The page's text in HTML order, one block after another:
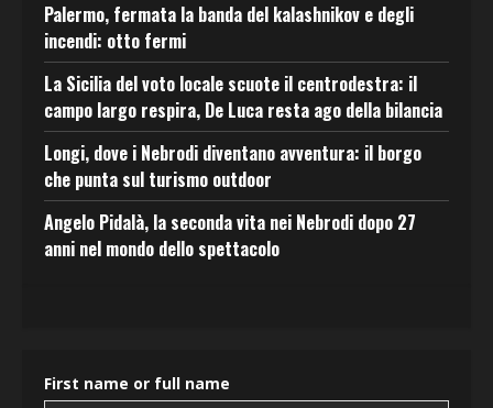
Palermo, fermata la banda del kalashnikov e degli
incendi: otto fermi
La Sicilia del voto locale scuote il centrodestra: il
campo largo respira, De Luca resta ago della bilancia
Longi, dove i Nebrodi diventano avventura: il borgo
che punta sul turismo outdoor
Angelo Pidalà, la seconda vita nei Nebrodi dopo 27
anni nel mondo dello spettacolo
First name or full name